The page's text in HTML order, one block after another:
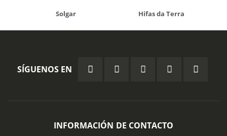
Solgar Hifas da Terra
SÍGUENOS EN
INFORMACIÓN DE CONTACTO